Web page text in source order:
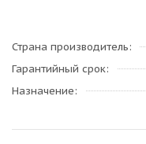
Страна производитель
Гарантийный срок
Назначение